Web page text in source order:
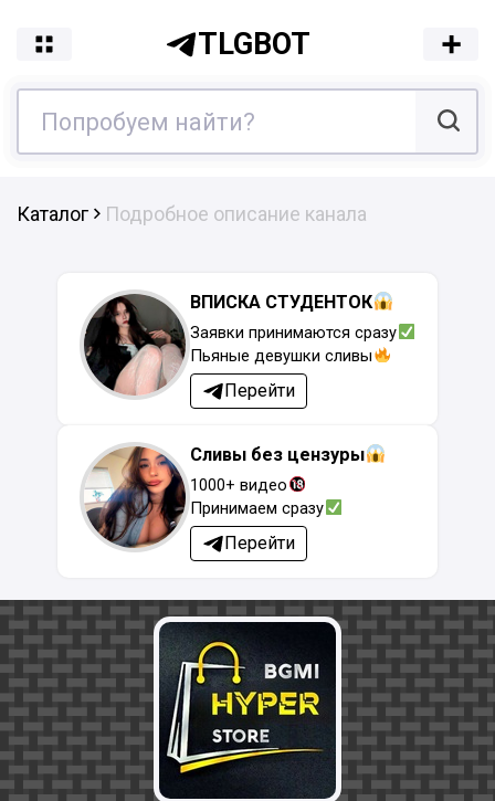
TLGBOT
Каталог Подробное описание канала
ВПИСКА СТУДЕНТОК
Заявки принимаются сразу
Пьяные девушки сливы
Перейти
Сливы без цензуры
1000+ видео
Принимаем сразу
Перейти